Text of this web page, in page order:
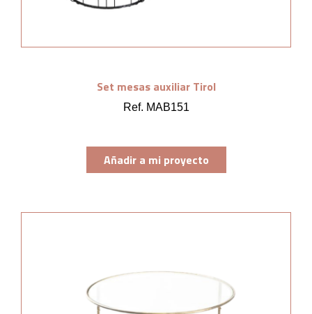
Set mesas auxiliar Tirol
Ref. MAB151
Añadir a mi proyecto